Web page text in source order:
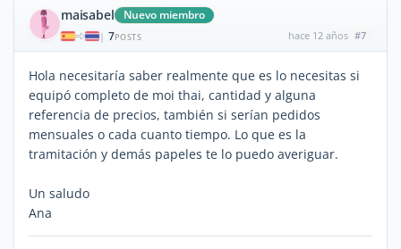
maisabel Nuevo miembro
| 7POSTS hace 12 años #7
Hola necesitaría saber realmente que es lo necesitas si
equipó completo de moi thai, cantidad y alguna
referencia de precios, también si serían pedidos
mensuales o cada cuanto tiempo. Lo que es la
tramitación y demás papeles te lo puedo averiguar.
Un saludo
Ana